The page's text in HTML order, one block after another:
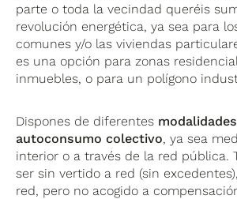
parte o toda la vecindad queréis
revolución energética, ya sea para
comunes y/o las viviendas
es una opción para zonas
inmuebles, o para un polígono
Dispones de diferentes
autoconsumo colectivo, ya sea
interior o a través de la red pública.
ser sin vertido a red (sin
red, pero no acogido a